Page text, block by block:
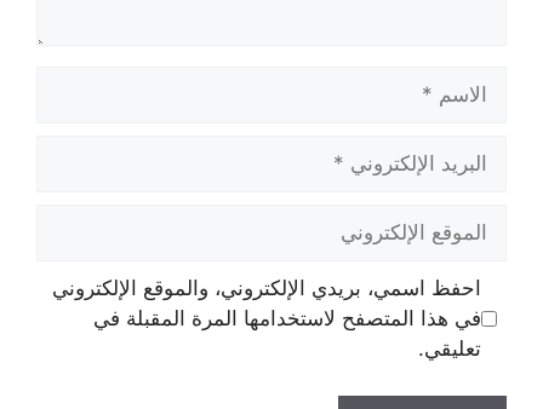
الاسم
البريد
الإلكتروني
الموقع
الإلكتروني
احفظ اسمي، بريدي الإلكتروني، والموقع الإلكتروني
في هذا المتصفح لاستخدامها المرة المقبلة في
تعليقي.